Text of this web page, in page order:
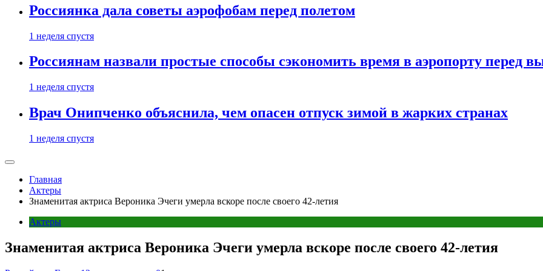
Россиянка дала советы аэрофобам перед полетом
1 неделя спустя
Россиянам назвали простые способы сэкономить время в аэропорту перед
1 неделя спустя
Врач Онипченко объяснила, чем опасен отпуск зимой в жарких странах
1 неделя спустя
Главная
Актеры
Знаменитая актриса Вероника Эчеги умерла вскоре после своего 42-летия
Актеры
Знаменитая актриса Вероника Эчеги умерла вскоре после своего 42-летия